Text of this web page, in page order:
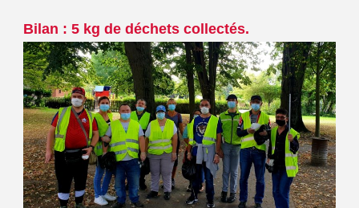
Bilan : 5 kg de déchets collectés.